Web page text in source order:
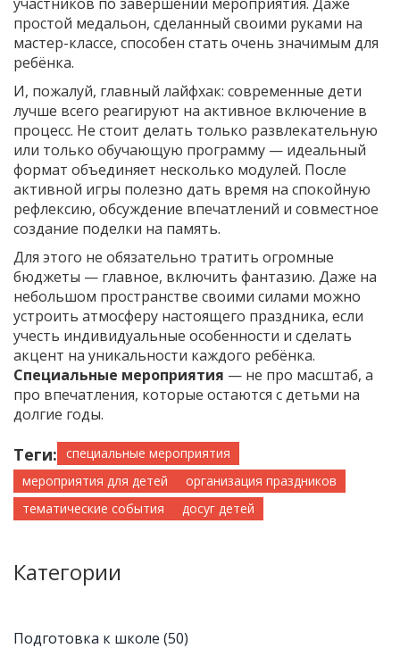
простой медальон, сделанный своими руками на
мастер-классе, способен стать очень значимым для
ребёнка.
И, пожалуй, главный лайфхак: современные дети
лучше всего реагируют на активное включение в
процесс. Не стоит делать только развлекательную
или только обучающую программу — идеальный
формат объединяет несколько модулей. После
активной игры полезно дать время на спокойную
рефлексию, обсуждение впечатлений и совместное
создание поделки на память.
Для этого не обязательно тратить огромные
бюджеты — главное, включить фантазию. Даже на
небольшом пространстве своими силами можно
устроить атмосферу настоящего праздника, если
учесть индивидуальные особенности и сделать
акцент на уникальности каждого ребёнка.
Специальные мероприятия — не про масштаб, а
про впечатления, которые остаются с детьми на
долгие годы.
Теги: специальные мероприятия
мероприятия для детей
организация праздников
тематические события
досуг детей
Категории
Подготовка к школе (50)